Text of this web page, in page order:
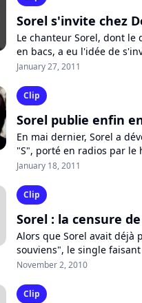
Sorel s'invite chez
Le chanteur Sorel, dont
en bacs, a eu l'idée de
Denise Glaser,
January 27, 2011
Clip
Sorel publie enfin
En mai dernier, Sorel a
"S", porté en radios par le
pas moins de deux singles...
January 18, 2011
Clip
Sorel : la censure
Alors que Sorel avait déjà
souviens", le single
chanson des amants", puis
November 2, 2010
Clip